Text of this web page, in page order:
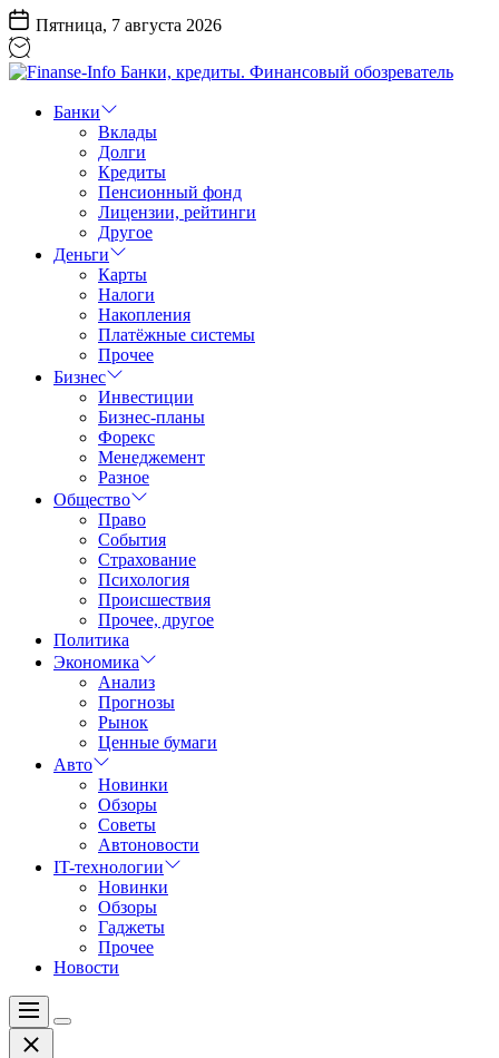
Перейти
к
содержанию
Пятница, 7 августа 2026
Info
Финансовый
обозреватель
Банки
Вклады
Долги
Кредиты
Пенсионный фонд
Лицензии, рейтинги
Другое
Деньги
Карты
Налоги
Накопления
Платёжные системы
Прочее
Бизнес
Инвестиции
Бизнес-планы
Форекс
Менеджемент
Разное
Общество
Право
События
Страхование
Психология
Происшествия
Прочее, другое
Политика
Экономика
Анализ
Прогнозы
Рынок
Ценные бумаги
Авто
Новинки
Обзоры
Советы
Автоновости
IT-технологии
Новинки
Обзоры
Гаджеты
Прочее
Новости
Меню
Цвет
Закрыть